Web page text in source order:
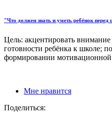
"Что должен знать и уметь ребёнок
Цель: акцентировать
готовности ребёнка к школе;
формировании
Мне нравится
Поделиться: